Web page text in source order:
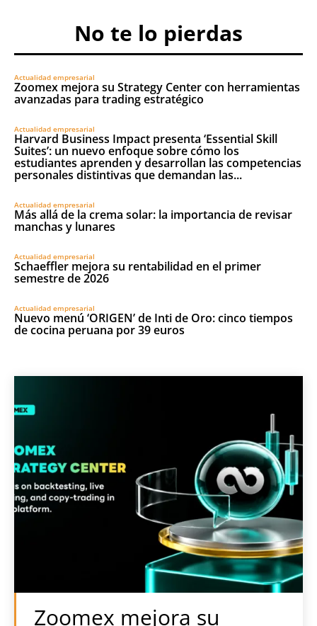
No te lo pierdas
Actualidad empresarial
Zoomex mejora su Strategy Center con herramientas
avanzadas para trading estratégico
Actualidad empresarial
Harvard Business Impact presenta ‘Essential Skill
Suites’: un nuevo enfoque sobre cómo los
estudiantes aprenden y desarrollan las competencias
personales distintivas que demandan las...
Actualidad empresarial
Más allá de la crema solar: la importancia de revisar
manchas y lunares
Actualidad empresarial
Schaeffler mejora su rentabilidad en el primer
semestre de 2026
Actualidad empresarial
Nuevo menú ‘ORIGEN’ de Inti de Oro: cinco tiempos
de cocina peruana por 39 euros
Zoomex mejora su